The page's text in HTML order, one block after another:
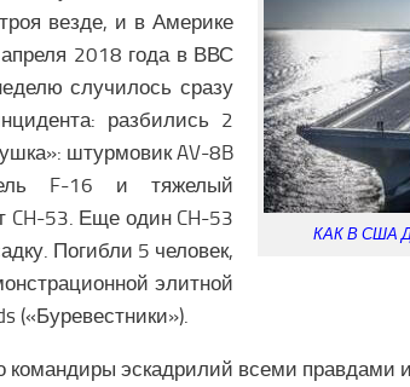
КАК В США
везде, и в Америке
2018 года в ВВС
случилось сразу
разбились 2
штурмовик AV-8B
F-16 и тяжелый
CH-53. Еще один CH-53
Погибли 5 человек,
элитной
(«Буревестники»).
эскадрилий всеми правдами